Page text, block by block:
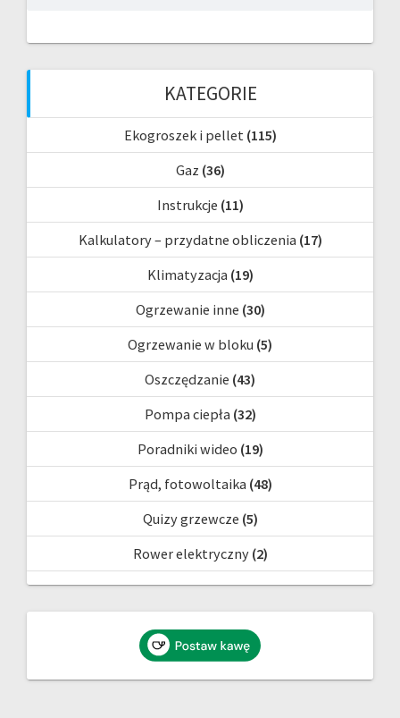
KATEGORIE
Ekogroszek i pellet (115)
Gaz (36)
Instrukcje (11)
Kalkulatory – przydatne obliczenia (17)
Klimatyzacja (19)
Ogrzewanie inne (30)
Ogrzewanie w bloku (5)
Oszczędzanie (43)
Pompa ciepła (32)
Poradniki wideo (19)
Prąd, fotowoltaika (48)
Quizy grzewcze (5)
Rower elektryczny(2)